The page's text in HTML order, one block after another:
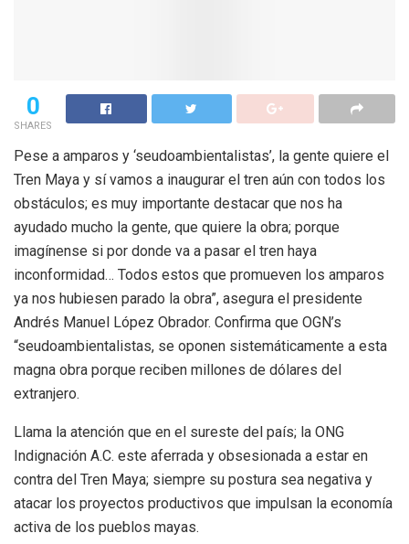
0
SHARES
Pese a amparos y ‘seudoambientalistas’, la gente quiere el
Tren Maya y sí vamos a inaugurar el tren aún con todos los
obstáculos; es muy importante destacar que nos ha
ayudado mucho la gente, que quiere la obra; porque
imagínense si por donde va a pasar el tren haya
inconformidad… Todos estos que promueven los amparos
ya nos hubiesen parado la obra”, asegura el presidente
Andrés Manuel López Obrador. Confirma que OGN’s
“seudoambientalistas, se oponen sistemáticamente a esta
magna obra porque reciben millones de dólares del
extranjero.
Llama la atención que en el sureste del país; la ONG
Indignación A.C. este aferrada y obsesionada a estar en
contra del Tren Maya; siempre su postura sea negativa y
atacar los proyectos productivos que impulsan la economía
activa de los pueblos mayas.